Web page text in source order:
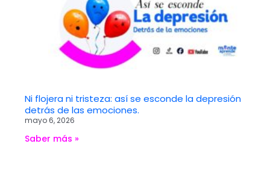
Ni flojera ni tristeza: así se esconde la depresión
detrás de las emociones.
mayo 6, 2026
Saber más »